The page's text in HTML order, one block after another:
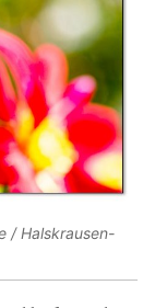
/ Halskrausen-